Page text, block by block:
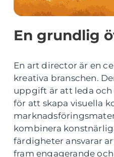
En grundlig
En art director är en
kreativa branschen.
uppgift är att leda och
för att skapa visuella
kombinera
färdigheter ansvarar
fram engagerande